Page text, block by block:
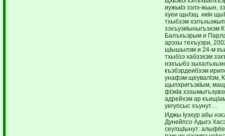
иужькIэ зэлэ-жьын,
хуеи щыIэщ икIи
тхыбзэм
зэхъуэкIыныгъэхэм
Балъкъэрым и
арэзы техъуэри,
щIышылэм и 24-м
тхыбзэ хабзэхэм
нэхъыбэ
къэбэрдеибзэм
унафэм щеувалIэм,
щыпхригъэкIым,
фIэкIа
адрейхэм ар
уегупсыс хъунут…
Иджы Iуэхур абы
Дунейпсо Адыгэ
сеупщIынут: